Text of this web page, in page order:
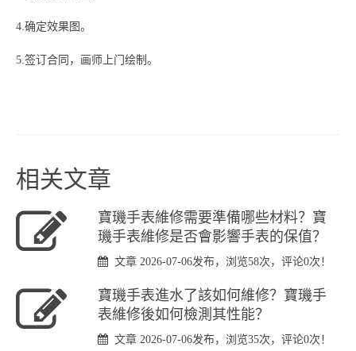
4.确定效果图。
5.签订合同，画师上门绘制。
相关文章
​寶璣手表維修需要準備哪些材料？寶
璣手表維修是否會影響手表的保值？
文章 2026-07-06发布，浏览58次，评论0次！
​寶璣手表進水了該如何維修？寶璣手
表維修後如何檢測其性能？
文章 2026-07-06发布，浏览35次，评论0次！